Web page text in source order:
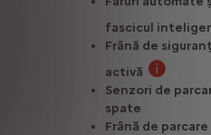
fascicul
Frână de
activă
Sistemul
Senzori de
spate
Frână de parcare